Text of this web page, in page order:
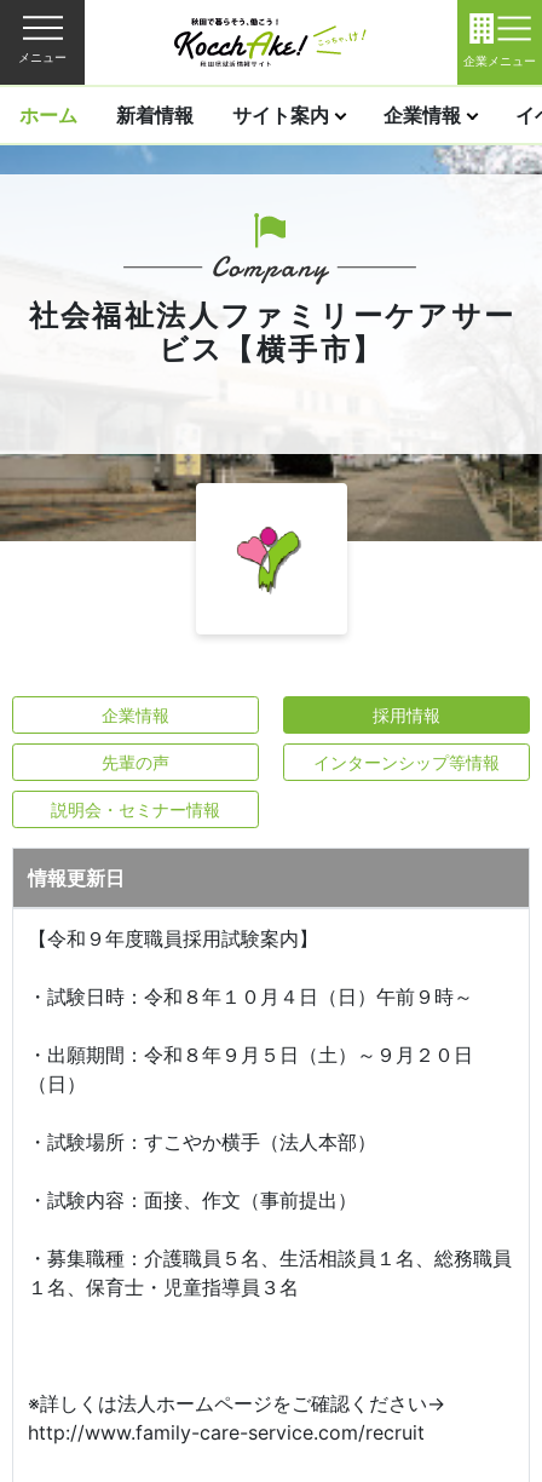
メニュー 企業メニュー
ホーム 新着情報 サイト案内 企業情報 イ
社会福祉法人ファミリーケアサー
ビス【横手市】
企業情報 採用情報
先輩の声 インターンシップ等情報
説明会・セミナー情報
情報更新日
【令和９年度職員採用試験案内】
・試験日時：令和８年１０月４日（日）午前９時～
・出願期間：令和８年９月５日（土）～９月２０日
（日）
・試験場所：すこやか横手（法人本部）
・試験内容：面接、作文（事前提出）
・募集職種：介護職員５名、生活相談員１名、総務職員
１名、保育士・児童指導員３名
※詳しくは法人ホームページをご確認ください→
http://www.family-care-service.com/recruit